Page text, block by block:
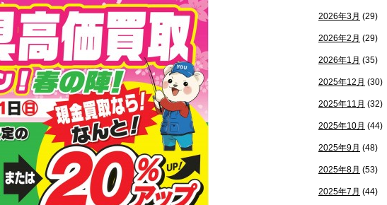
2026年3月 (29)
2026年2月 (29)
2026年1月 (35)
2025年12月 (30)
2025年11月 (32)
2025年10月 (44)
2025年9月 (48)
2025年8月 (53)
2025年7月 (44)